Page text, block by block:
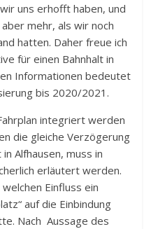
uns erhofft haben, und
mehr, als wir noch
hatten. Daher freue ich
für einen Bahnhalt in
Informationen bedeutet
bis 2020/2021.
integriert werden
die gleiche Verzögerung
Alfhausen, muss in
erläutert werden.
Einfluss ein
auf die Einbindung
Nach Aussage des